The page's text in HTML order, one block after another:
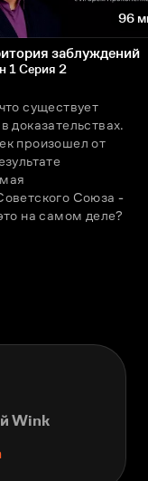
96
заблуждений
1 Серия 2
существует
доказательствах.
произошел от
Союзa -
на самом деле?
Wink